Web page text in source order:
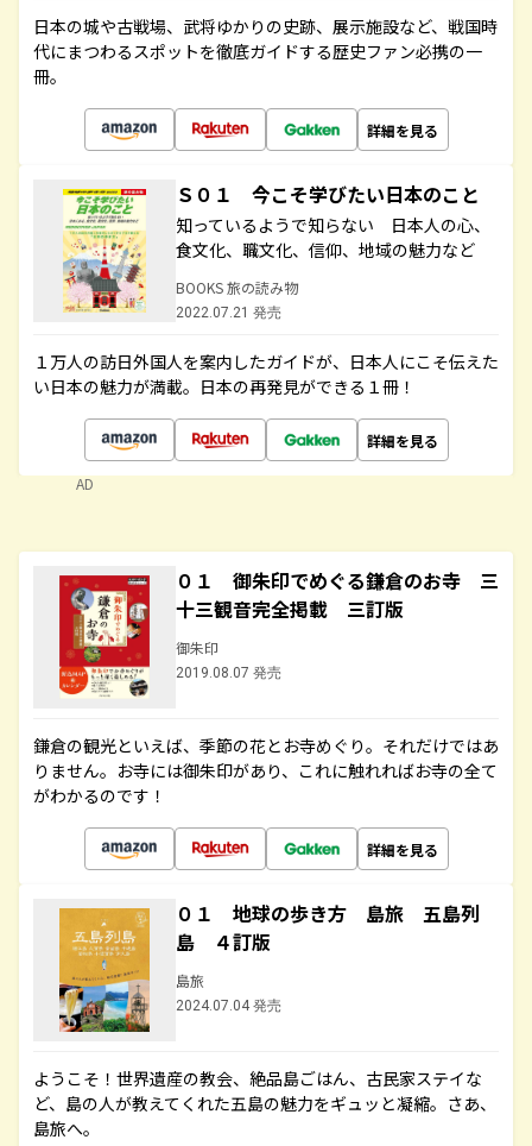
日本の城や古戦場、武将ゆかりの史跡、展示施設など、戦国時
代にまつわるスポットを徹底ガイドする歴史ファン必携の一
冊。
詳細を見る
Ｓ０１ 今こそ学びたい日本のこと
知っているようで知らない 日本人の心、
食文化、職文化、信仰、地域の魅力など
BOOKS 旅の読み物
2022.07.21 発売
１万人の訪日外国人を案内したガイドが、日本人にこそ伝えた
い日本の魅力が満載。日本の再発見ができる１冊！
詳細を見る
AD
０１ 御朱印でめぐる鎌倉のお寺 三
十三観音完全掲載 三訂版
御朱印
2019.08.07 発売
鎌倉の観光といえば、季節の花とお寺めぐり。それだけではあ
りません。お寺には御朱印があり、これに触れればお寺の全て
がわかるのです！
詳細を見る
０１ 地球の歩き方 島旅 五島列
島 ４訂版
島旅
2024.07.04 発売
ようこそ！世界遺産の教会、絶品島ごはん、古民家ステイな
ど、島の人が教えてくれた五島の魅力をギュッと凝縮。さあ、
島旅へ。